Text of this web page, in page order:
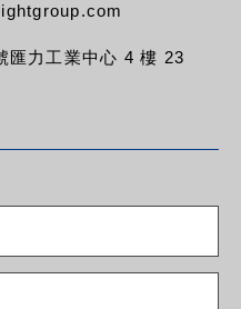
匯力工業中心 4 樓 23